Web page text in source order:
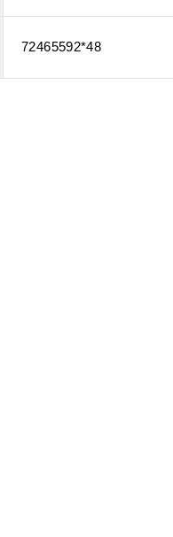
72465592*48